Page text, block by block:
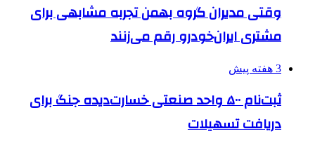
وقتی مدیران گروه بهمن تجربه مشابهی برای
مشتری ایران‌خودرو رقم می‌زنند
3 هفته پیش
ثبت‌نام ۵۰۰ واحد صنعتی خسارت‌دیده جنگ برای
دریافت تسهیلات